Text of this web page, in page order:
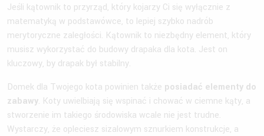
Jeśli kątownik to przyrząd, który kojarzy Ci się wyłącznie z
matematyką w podstawówce, to lepiej szybko nadrób
merytoryczne zaległości. Kątownik to niezbędny element, który
musisz wykorzystać do budowy drapaka dla kota. Jest on
kluczowy, by drapak był stabilny.
Domek dla Twojego kota powinien także posiadać elementy do
zabawy. Koty uwielbiają się wspinać i chować w ciemne kąty, a
stworzenie im takiego środowiska wcale nie jest trudne.
Wystarczy, że opleciesz sizalowym sznurkiem konstrukcje, a